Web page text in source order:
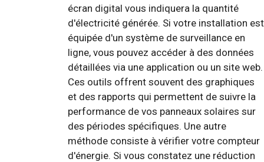
écran digital vous indiquera la quantité
d'électricité générée. Si votre installation est
équipée d'un système de surveillance en
ligne, vous pouvez accéder à des données
détaillées via une application ou un site web.
Ces outils offrent souvent des graphiques
et des rapports qui permettent de suivre la
performance de vos panneaux solaires sur
des périodes spécifiques. Une autre
méthode consiste à vérifier votre compteur
d'énergie. Si vous constatez une réduction